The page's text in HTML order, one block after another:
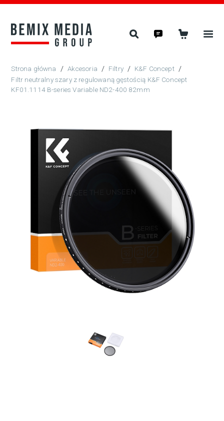
/ Akcesoria / Filtry/ K&F Concept/
Filtr neutralny szary z regulowaną gęstością K&F Concept
KF01.1114 B-series Variable ND2-400 82mm